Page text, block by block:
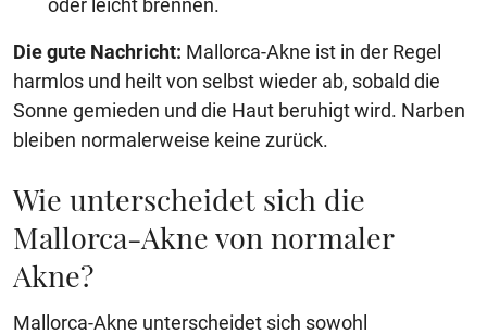
oder leicht brennen.
Die gute Nachricht: Mallorca-Akne ist in der Regel
harmlos und heilt von selbst wieder ab, sobald die
Sonne gemieden und die Haut beruhigt wird. Narben
bleiben normalerweise keine zurück.
Wie unterscheidet sich die
Mallorca-Akne von normaler
Akne?
Mallorca-Akne unterscheidet sich sowohl